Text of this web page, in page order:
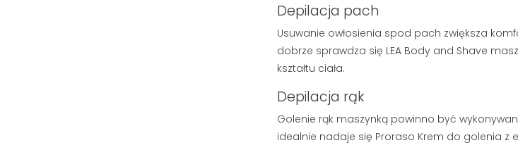
Depilacja pach
Usuwanie owłosienia spod pach zwiększa
dobrze sprawdza się LEA Body and Shave
kształtu ciała.
Depilacja rąk
Golenie rąk maszynką powinno być
idealnie nadaje się Proraso Krem do golenia z